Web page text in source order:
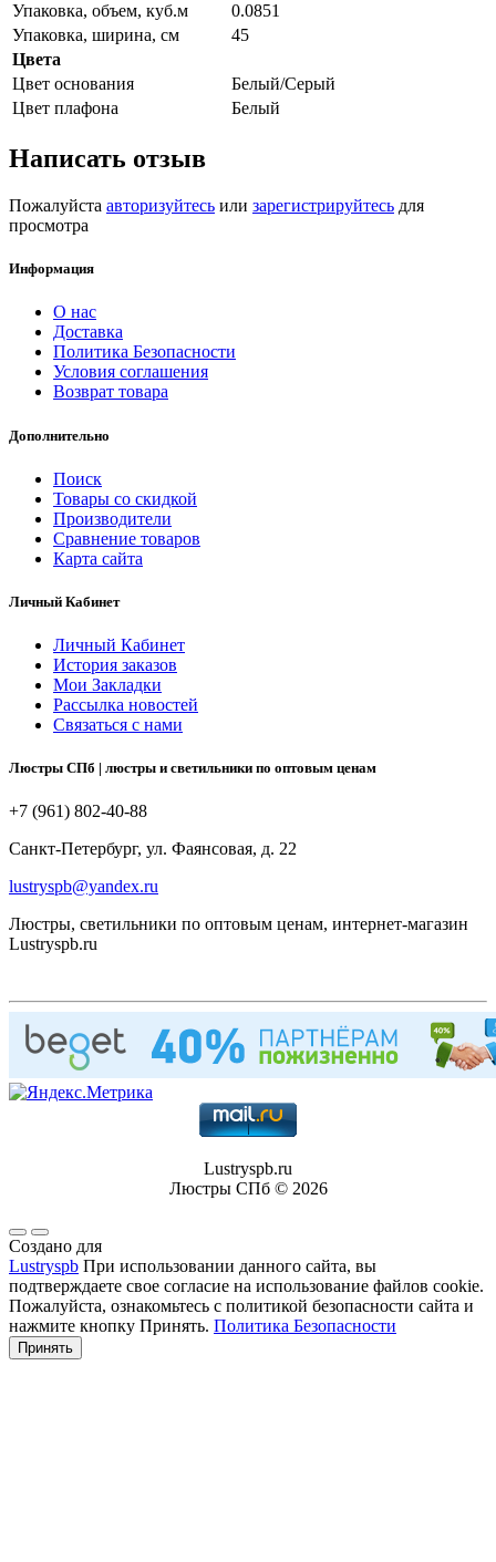
Упаковка, объем, куб.м
0.0851
Упаковка, ширина, см
45
Цвета
Цвет основания
Белый/Серый
Цвет плафона
Белый
Написать отзыв
Пожалуйста авторизуйтесь или зарегистрируйтесь для
просмотра
Информация
О нас
Доставка
Политика Безопасности
Условия соглашения
Возврат товара
Дополнительно
Поиск
Товары со скидкой
Производители
Сравнение товаров
Карта сайта
Личный Кабинет
Личный Кабинет
История заказов
Мои Закладки
Рассылка новостей
Связаться с нами
Люстры СПб | люстры и светильники по оптовым ценам
+7 (961) 802-40-88
Санкт-Петербург, ул. Фаянсовая, д. 22
lustryspb@yandex.ru
Люстры, светильники по оптовым ценам, интернет-магазин
Lustryspb.ru
Lustryspb.ru
Люстры СПб © 2026
Создано для
Lustryspb При использовании данного сайта, вы
подтверждаете свое согласие на использование файлов cookie.
Пожалуйста, ознакомьтесь с политикой безопасности сайта и
нажмите кнопку Принять. Политика Безопасности
Принять